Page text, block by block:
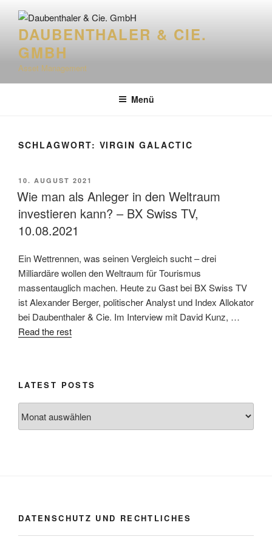
Inhalt
springenDAUBENTHALER & CIE.
GMBH
Asset Management
Menü
SCHLAGWORT: VIRGIN GALACTIC
VERÖFFENTLICHT
AM
10. AUGUST 2021
Wie man als Anleger in den Weltraum
investieren kann? – BX Swiss TV,
10.08.2021
Ein Wettrennen, was seinen Vergleich sucht – drei
Milliardäre wollen den Weltraum für Tourismus
massentauglich machen. Heute zu Gast bei BX Swiss TV
ist Alexander Berger, politischer Analyst und Index Allokator
bei Daubenthaler & Cie. Im Interview mit David Kunz, …
Read the rest
LATEST POSTS
posts
DATENSCHUTZ UND RECHTLICHES